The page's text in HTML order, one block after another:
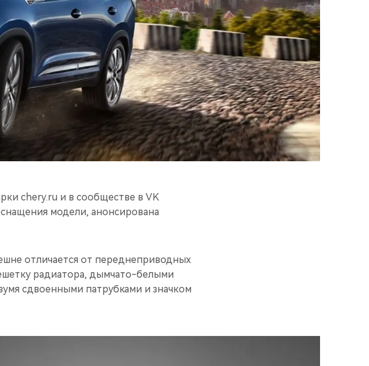
chery.ru и в сообществе в VK
модели, анонсирована
отличается от переднеприводных
радиатора, дымчато-белыми
сдвоенными патрубками и значком